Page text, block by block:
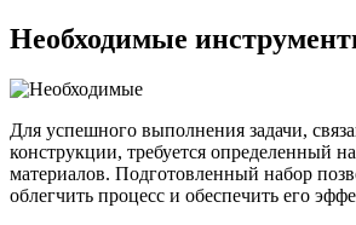
Необходимые
Для успешного выполнения задачи,
конструкции, требуется определенный
материалов. Подготовленный набор
облегчить процесс и обеспечить его